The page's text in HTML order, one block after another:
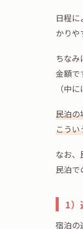
日程
かりや
ちな
金額で
（中
民泊の
こうい
なお、
民泊で
1）
宿泊の